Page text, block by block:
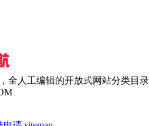
全人工编辑的开放式网站分类目